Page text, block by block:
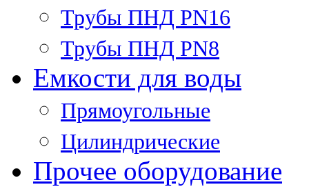
Трубы ПНД PN16
Трубы ПНД PN8
Емкости для воды
Прямоугольные
Цилиндрические
Прочее оборудование